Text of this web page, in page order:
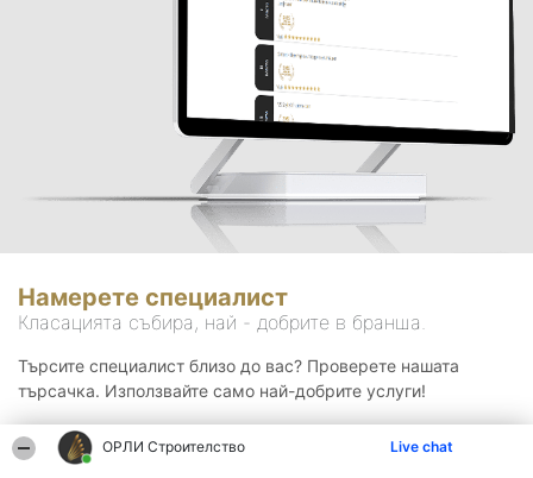
ОРЛИ Строителство Live chat
Намерете специалист
Класацията събира, най - добрите в бранша.
Търсите специалист близо до вас? Проверете нашата
търсачка. Използвайте само най-добрите услуги!